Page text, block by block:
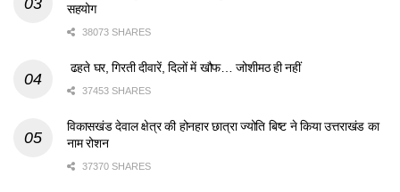
सहयोग
38073 SHARES
ढहते घर, गिरती दीवारें, दिलों में खौफ… जोशीमठ ही नहीं
37453 SHARES
विकासखंड देवाल क्षेत्र की होनहार छात्रा ज्योति बिष्ट ने किया उत्तराखंड का
नाम रोशन
37370 SHARES